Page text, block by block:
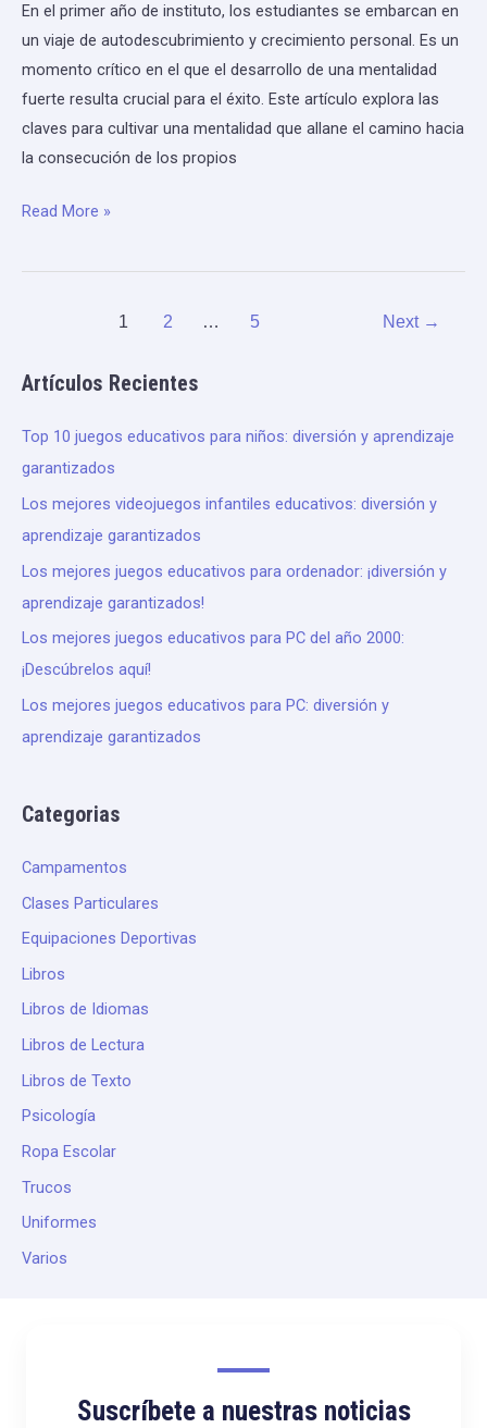
En el primer año de instituto, los estudiantes se embarcan en
un viaje de autodescubrimiento y crecimiento personal. Es un
momento crítico en el que el desarrollo de una mentalidad
fuerte resulta crucial para el éxito. Este artículo explora las
claves para cultivar una mentalidad que allane el camino hacia
la consecución de los propios
bachillerato:
claves
Read More »
1 2 … 5 Next →
Artículos Recientes
Top 10 juegos educativos para niños: diversión y aprendizaje
garantizados
Los mejores videojuegos infantiles educativos: diversión y
aprendizaje garantizados
Los mejores juegos educativos para ordenador: ¡diversión y
aprendizaje garantizados!
Los mejores juegos educativos para PC del año 2000:
¡Descúbrelos aquí!
Los mejores juegos educativos para PC: diversión y
aprendizaje garantizados
Categorias
Campamentos
Clases Particulares
Equipaciones Deportivas
Libros
Libros de Idiomas
Libros de Lectura
Libros de Texto
Psicología
Ropa Escolar
Trucos
Uniformes
Varios
Suscríbete a nuestras noticias